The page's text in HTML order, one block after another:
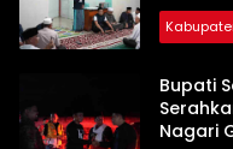
Bupati
Nagari